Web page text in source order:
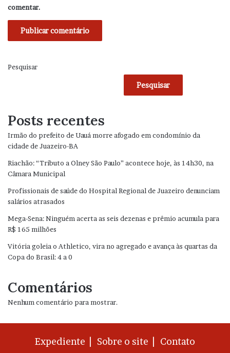
comentar.
Pesquisar
Pesquisar
Posts recentes
Irmão do prefeito de Uauá morre afogado em condomínio da
cidade de Juazeiro-BA
Riachão: “Tributo a Olney São Paulo” acontece hoje, às 14h30, na
Câmara Municipal
Profissionais de saúde do Hospital Regional de Juazeiro denunciam
salários atrasados
Mega-Sena: Ninguém acerta as seis dezenas e prêmio acumula para
R$ 165 milhões
Vitória goleia o Athletico, vira no agregado e avança às quartas da
Copa do Brasil: 4 a 0
Comentários
Nenhum comentário para mostrar.
Expediente | Sobre o site | Contato